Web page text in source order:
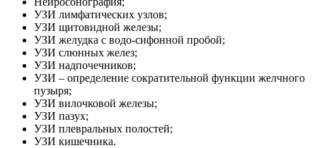
УЗИ лимфатических узлов;
УЗИ щитовидной железы;
УЗИ желудка с водо-сифонной пробой;
УЗИ слюнных желез;
УЗИ надпочечников;
УЗИ – определение сократительной функции желчного
пузыря;
УЗИ вилочковой железы;
УЗИ пазух;
УЗИ плевральных полостей;
УЗИ кишечника.